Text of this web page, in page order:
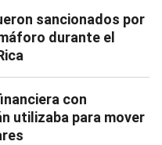
sancionados por
durante el
con
utilizaba para mover